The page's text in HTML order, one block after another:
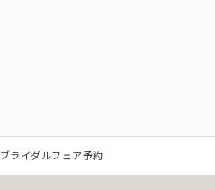
（2）互助会掛金の回収およ
（3）少額短期保険募集代理
ブライダルフェア予約